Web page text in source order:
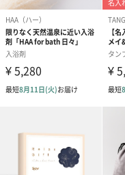
（2,580円）